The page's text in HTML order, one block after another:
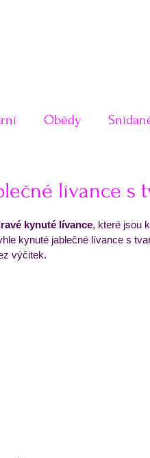
Obědy
Testy receptů
lívance s
z 5 hvězdiček.
kynuté lívance, které jsou
kynuté jablečné lívance s
výčitek.